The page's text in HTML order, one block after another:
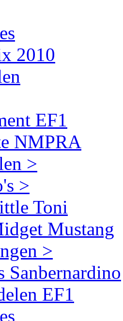
2010
EF1
NMPRA
>
>
Toni
Mustang
>
Sanbernardino
EF1